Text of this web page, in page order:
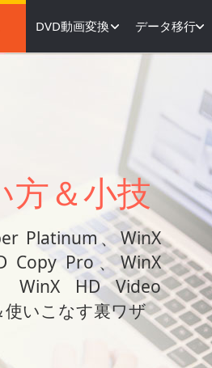
DVD動画変換 データ移行
方＆小技
Platinum、WinX
Copy Pro、WinX
WinX HD Video
いこなす裏ワザ